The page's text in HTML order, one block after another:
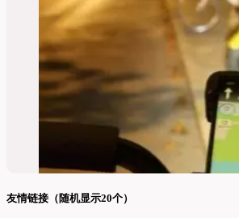
友情链接（随机显示20个）